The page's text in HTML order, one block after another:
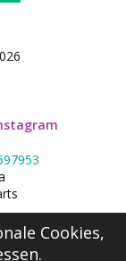
Cookies,